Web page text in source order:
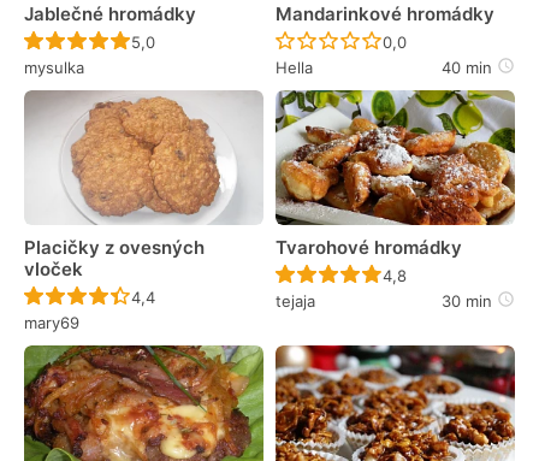
Jablečné hromádky
Recept ještě nebyl hodnocen
5,0
mysulka
Mandarinkové hromádky
Recept ještě nebyl
0,0
Hella
40 min
Placičky z ovesných
vloček
Recept ještě nebyl hodnocen
4,4
mary69
Tvarohové hromádky
Recept ještě nebyl
4,8
tejaja
30 min